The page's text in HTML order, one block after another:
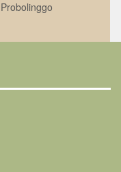
Probolinggo